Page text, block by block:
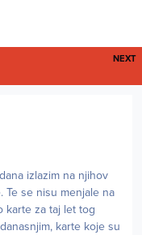
NEXT
izlazim na njihov
Te se nisu menjale na
karte za taj let tog
karte koje su